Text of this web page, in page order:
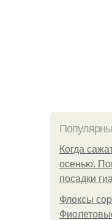
Когда
осенью.
посадки
Флоксы